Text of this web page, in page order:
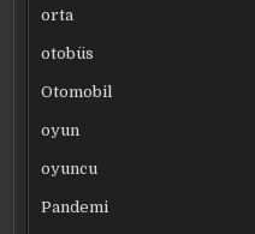
orta
otobüs
Otomobil
oyun
oyuncu
Pandemi